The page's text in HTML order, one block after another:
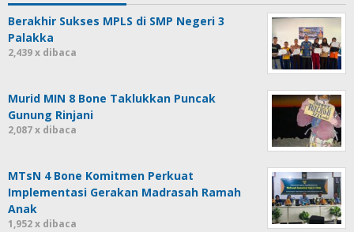
Berakhir Sukses MPLS di SMP Negeri 3
Palakka
2,439 x dibaca
Murid MIN 8 Bone Taklukkan Puncak
Gunung Rinjani
2,087 x dibaca
MTsN 4 Bone Komitmen Perkuat
Implementasi Gerakan Madrasah Ramah
Anak
1,952 x dibaca